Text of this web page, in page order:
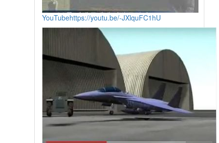
YouTubehttps://youtu.be/-JXlquFC1hU